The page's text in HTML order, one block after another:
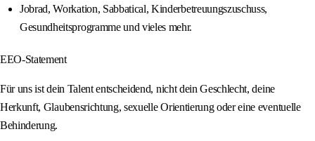
Jobrad, Workation, Sabbatical, Kinderbetreuungszuschuss,
Gesundheitsprogramme und vieles mehr.
EEO-Statement
Für uns ist dein Talent entscheidend, nicht dein Geschlecht, deine
Herkunft, Glaubensrichtung, sexuelle Orientierung oder eine eventuelle
Behinderung.